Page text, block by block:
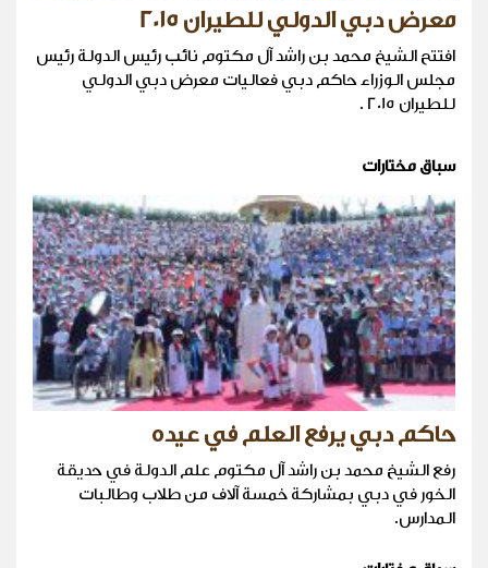
معرض دبي الدولي للطيران 2015
افتتح الشيخ محمد بن راشد آل مكتوم نائب رئيس الدولة رئيس
مجلس الوزراء حاكم دبي فعاليات معرض دبي الدولي
للطيران 2015 .
سباق مختارات
حاكم دبي يرفع العلم في عيده
رفع الشيخ محمد بن راشد آل مكتوم علم الدولة في حديقة
الخور في دبي بمشاركة خمسة آلاف من طلاب وطالبات
المدارس.